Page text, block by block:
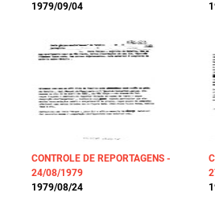
1979/09/04
CONTROLE DE REPORTAGENS -
24/08/1979
1979/08/24